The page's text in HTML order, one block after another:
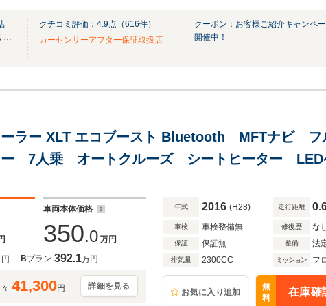
在庫120台以上！輸入車をもっと身近にお客様に寄り添ったご提案を致します。
クチコミ評価： 4.9点（616件）
カーセンサーアフター保証取扱店
クーポン：お客様ご紹介キャンペ
開催中！
ーラー XLT エコブースト Bluetooth MFTナビ
ー 7人乗 オートクルーズ シートヒーター LED
車両本体価格
350.0 万円
Bプラン 392.1万円
41,300円 詳細を見る
年式 2016 (H28) 走行距離
車検 車検整備無 修復歴 な
保証 保証無 整備 法
排気量 2300CC ミッション フ
お気に入り追加
無
料
在庫確